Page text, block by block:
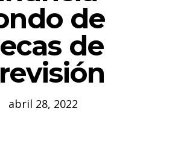
de
de
abril 28, 2022